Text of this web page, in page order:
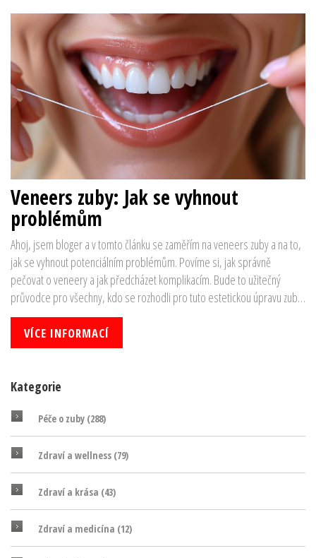
Veneers zuby: Jak se vyhnout
problémům
Ahoj, jsem bloger a v tomto článku se zaměřím na veneers zuby a na to,
jak se vyhnout potenciálním problémům. Povíme si, jak správně
pečovat o veneery a jak předcházet komplikacím. Bude to užitečný
průvodce pro všechny, kdo se rozhodli pro tuto estetickou úpravu zubů.
Přijměte moje rady a zajistěte si, že vaše úsměv s veneers bude bez
problémů!
VÍCE INFORMACÍ
Kategorie
Péče o zuby (288)
Zdraví a wellness (79)
Zdraví a krása (43)
Zdraví a medicína (12)